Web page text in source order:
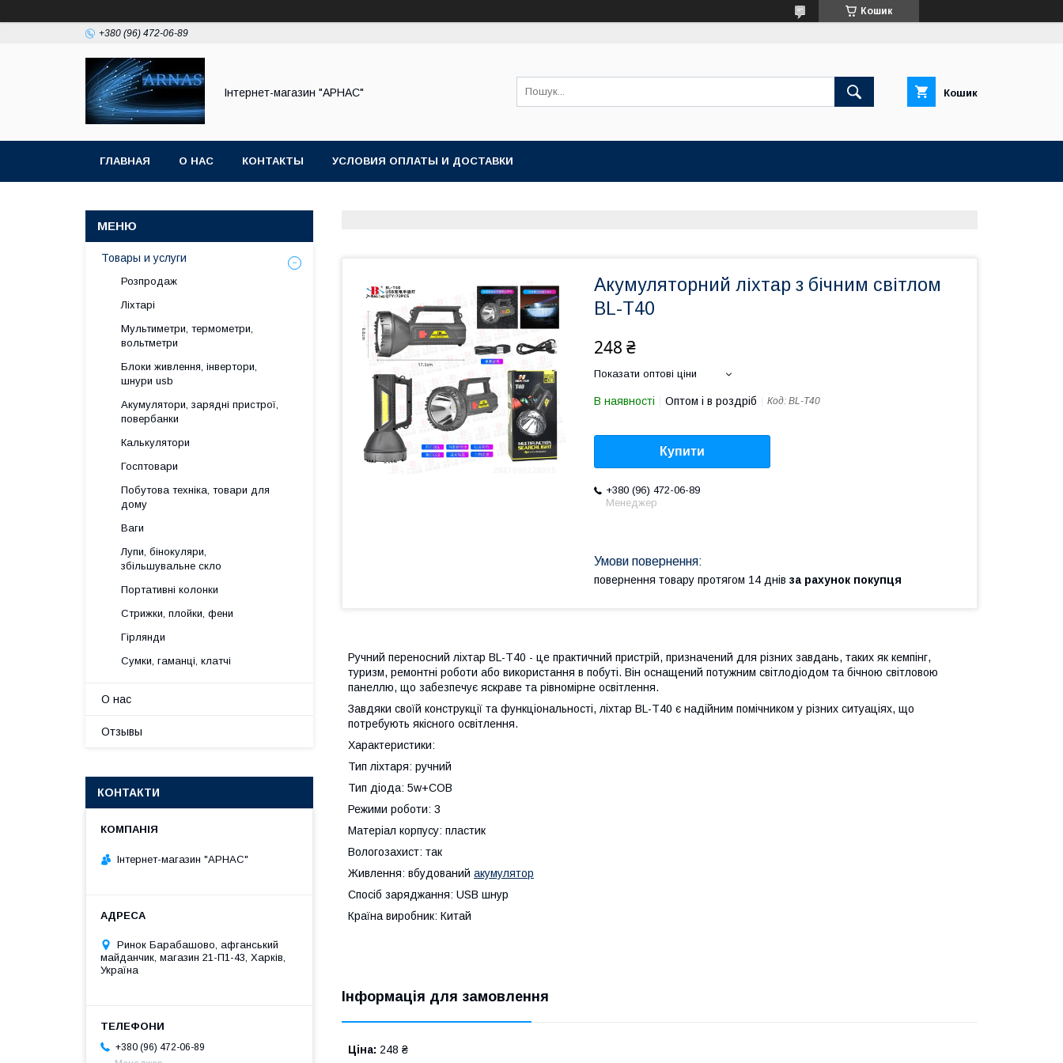
Кошик
+380 (96) 472-06-89
Інтернет-магазин "АРНАС" Кошик
ГЛАВНАЯ О НАС КОНТАКТЫ УСЛОВИЯ ОПЛАТЫ И ДОСТАВКИ
Акумуляторний ліхтар з бічним світлом
BL-T40
248 ₴
Показати оптові ціни
В наявності Оптом і в роздріб Код: BL-T40
Купити
+380 (96) 472-06-89
Менеджер
повернення товару протягом 14 днів за рахунок покупця
Ручний переносний ліхтар BL-T40 - це практичний пристрій, призначений для різних завдань, таких як кемпінг,
туризм, ремонтні роботи або використання в побуті. Він оснащений потужним світлодіодом та бічною світловою
панеллю, що забезпечує яскраве та рівномірне освітлення.
Завдяки своїй конструкції та функціональності, ліхтар BL-T40 є надійним помічником у різних ситуаціях, що
потребують якісного освітлення.
Характеристики:
Тип ліхтаря: ручний
Тип діода: 5w+COB
Режими роботи: 3
Матеріал корпусу: пластик
Вологозахист: так
Живлення: вбудований акумулятор
Спосіб заряджання: USB шнур
Країна виробник: Китай
Інформація для замовлення
Ціна: 248 ₴
Товары и услуги
Розпродаж
Ліхтарі
Мультиметри, термометри,
вольтметри
Блоки живлення, інвертори,
шнури usb
Акумулятори, зарядні пристрої,
повербанки
Калькулятори
Госптовари
Побутова техніка, товари для
дому
Ваги
Лупи, бінокуляри,
збільшувальне скло
Портативні колонки
Стрижки, плойки, фени
Гірлянди
Сумки, гаманці, клатчі
О нас
Отзывы
КОНТАКТИ
Інтернет-магазин "АРНАС"
Ринок Барабашово, афганський
майданчик, магазин 21-П1-43, Харків,
Україна
+380 (96) 472-06-89